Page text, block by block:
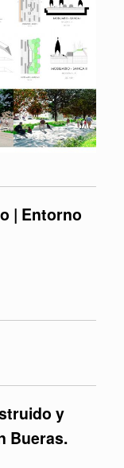
| Entorno
y
Bueras.